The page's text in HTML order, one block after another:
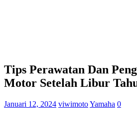
Tips Perawatan Dan
Motor Setelah Libur
Januari 12, 2024 viwimotoYamaha 0